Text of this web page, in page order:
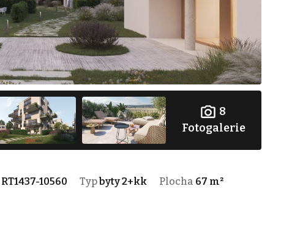
8
Fotogalerie
RT1437-10560 Typbyty 2+kk Plocha 67 m²